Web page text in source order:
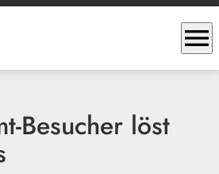
menu
Besucher löst